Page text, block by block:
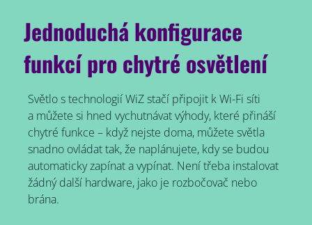
Jednoduchá konfigurace
funkcí pro chytré osvětlení
Světlo s technologií WiZ stačí připojit k Wi-Fi síti
a můžete si hned vychutnávat výhody, které přináší
chytré funkce – když nejste doma, můžete světla
snadno ovládat tak, že naplánujete, kdy se budou
automaticky zapínat a vypínat. Není třeba instalovat
žádný další hardware, jako je rozbočovač nebo
brána.